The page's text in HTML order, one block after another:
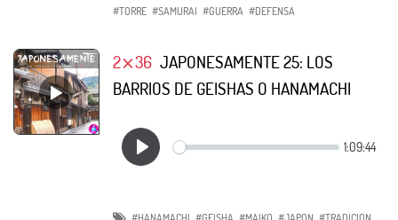
#TORRE #SAMURAI #GUERRA #DEFENSA
2⨯36 JAPONESAMENTE 25: LOS
BARRIOS DE GEISHAS O HANAMACHI